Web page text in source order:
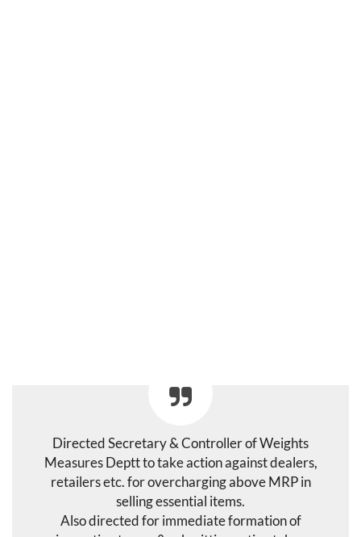
Directed Secretary & Controller of Weights
Measures Deptt to take action against dealers,
retailers etc. for overcharging above MRP in
selling essential items.
Also directed for immediate formation of